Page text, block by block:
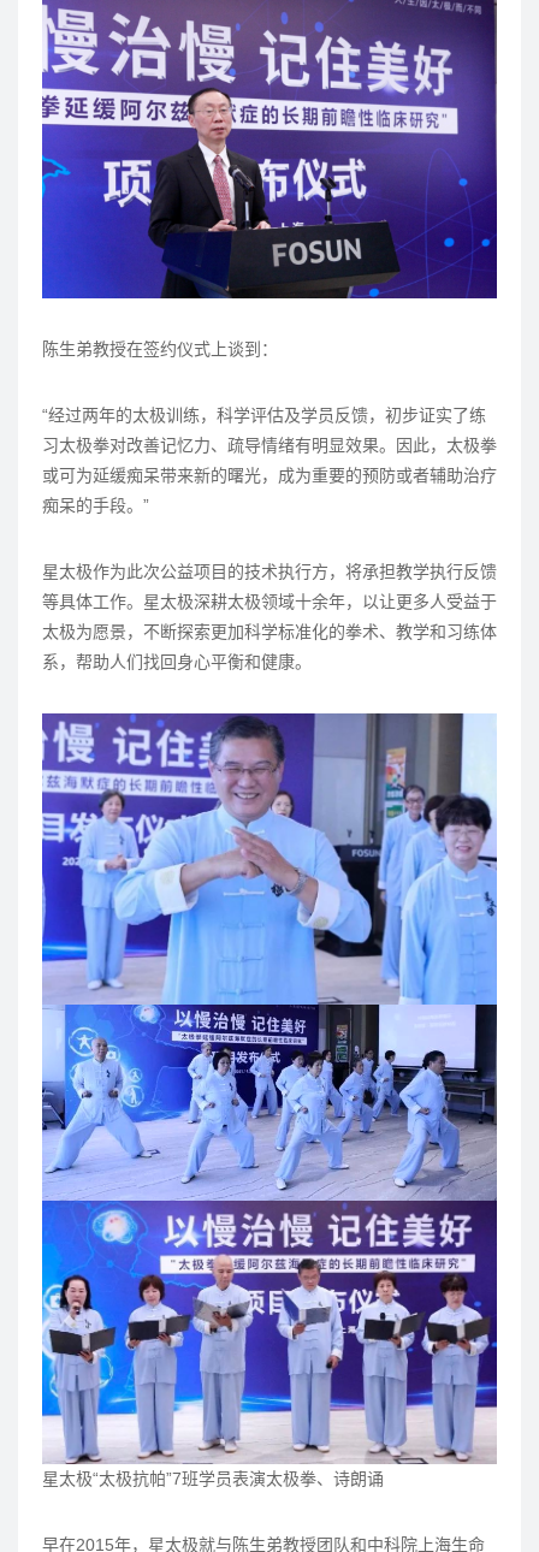
陈生弟教授在签约仪式上谈到：
“经过两年的太极训练，科学评估及学员反馈，初步证实了练
习太极拳对改善记忆力、疏导情绪有明显效果。因此，太极拳
或可为延缓痴呆带来新的曙光，成为重要的预防或者辅助治疗
痴呆的手段。”
星太极作为此次公益项目的技术执行方，将承担教学执行反馈
等具体工作。星太极深耕太极领域十余年，以让更多人受益于
太极为愿景，不断探索更加科学标准化的拳术、教学和习练体
系，帮助人们找回身心平衡和健康。
星太极“太极抗帕”7班学员表演太极拳、诗朗诵
早在2015年，星太极就与陈生弟教授团队和中科院上海生命